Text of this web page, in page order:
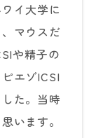
イ大学に
マウスだ
や精子の
エゾICSI
た。当時
います。